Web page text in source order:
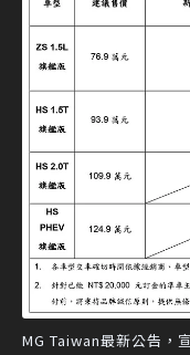
MG Taiwan最新公告，